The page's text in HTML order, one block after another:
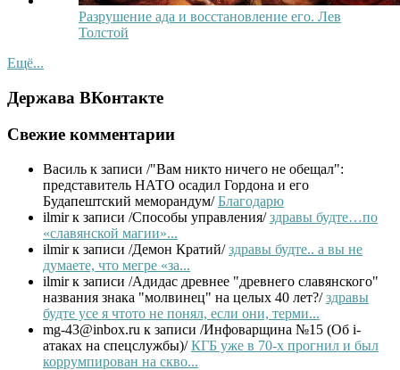
Разрушение ада и восстановление его. Лев
Толстой
Ещё...
Держава ВКонтакте
Свежие комментарии
Василь к записи /"Вам никто ничего не обещал":
представитель НАТО осадил Гордона и его
Будапештский меморандум/Благодарю
ilmirк записи /Способы управления/здравы будте…по
«славянской магии»...
ilmirк записи /Демон Кратий/здравы будте.. а вы не
думаете, что мегре «за...
ilmirк записи /Адидас древнее "древнего славянского"
названия знака "молвинец" на целых 40 лет?/здравы
будте усе я чтото не понял, если они, терми...
mg-43@inbox.ru к записи /Инфоварщина №15 (Об i-
атаках на спецслужбы)/КГБ уже в 70-х прогнил и был
коррумпирован на скво...